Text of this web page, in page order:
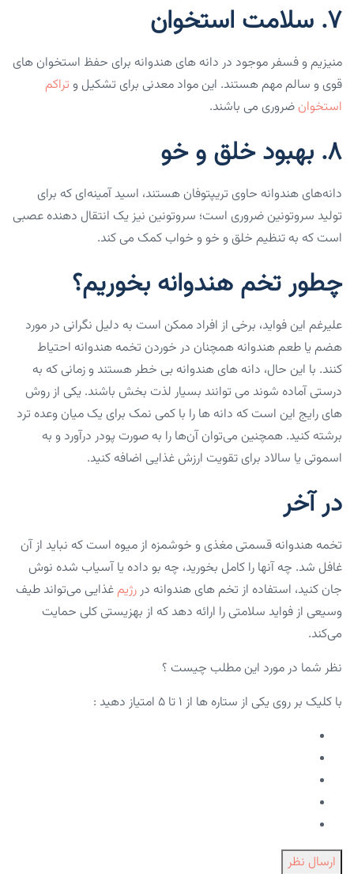
۷. سلامت استخوان
منیزیم و فسفر موجود در دانه های هندوانه برای حفظ استخوان های
قوی و سالم مهم هستند. این مواد معدنی برای تشکیل و تراکم
استخوان ضروری می باشند.
۸. بهبود خلق و خو
دانه‌های هندوانه حاوی تریپتوفان هستند، اسید آمینه‌ای که برای
تولید سروتونین ضروری است؛ سروتونین نیز یک انتقال دهنده عصبی
است که به تنظیم خلق و خو و خواب کمک می کند.
چطور تخم هندوانه بخوریم؟
علیرغم این فواید، برخی از افراد ممکن است به دلیل نگرانی در مورد
هضم یا طعم هندوانه همچنان در خوردن تخمه هندوانه احتیاط
کنند. با این حال، دانه های هندوانه بی خطر هستند و زمانی که به
درستی آماده شوند می توانند بسیار لذت بخش باشند. یکی از روش
های رایج این است که دانه ها را با کمی نمک برای یک میان وعده ترد
برشته کنید. همچنین می‌توان آن‌ها را به صورت پودر درآورد و به
اسموتی‌ یا سالاد برای تقویت ارزش غذایی اضافه کنید.
در آخر
تخمه هندوانه قسمتی مغذی و خوشمزه از میوه است که نباید از آن
غافل شد. چه آنها را کامل بخورید، چه بو داده یا آسیاب شده نوش
جان کنید، استفاده از تخم های هندوانه دررژیم غذایی می‌تواند طیف
وسیعی از فواید سلامتی را ارائه دهد که از بهزیستی کلی حمایت
می‌کند.
نظر شما در مورد این مطلب چیست ؟
با کلیک بر روی یکی از ستاره ها از ۱ تا ۵ امتیاز دهید :
ارسال نظر